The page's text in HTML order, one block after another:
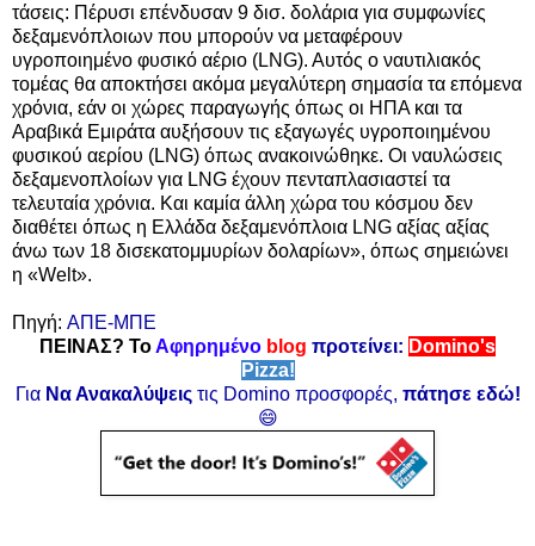
τάσεις: Πέρυσι επένδυσαν 9 δισ. δολάρια για συμφωνίες
δεξαμενόπλοιων που μπορούν να μεταφέρουν
υγροποιημένο φυσικό αέριο (LNG). Αυτός ο ναυτιλιακός
τομέας θα αποκτήσει ακόμα μεγαλύτερη σημασία τα επόμενα
χρόνια, εάν οι χώρες παραγωγής όπως οι ΗΠΑ και τα
Αραβικά Εμιράτα αυξήσουν τις εξαγωγές υγροποιημένου
φυσικού αερίου (LNG) όπως ανακοινώθηκε. Οι ναυλώσεις
δεξαμενοπλοίων για LNG έχουν πενταπλασιαστεί τα
τελευταία χρόνια. Και καμία άλλη χώρα του κόσμου δεν
διαθέτει όπως η Ελλάδα δεξαμενόπλοια LNG αξίας αξίας
άνω των 18 δισεκατομμυρίων δολαρίων», όπως σημειώνει
η «Welt».
Πηγή: ΑΠΕ-ΜΠΕ
ΠΕΙΝΑΣ? ΤοΑφηρημένο blog προτείνει: Domino's
Pizza!
Για Να Ανακαλύψειςτις Domino προσφορές, πάτησε εδώ!
😄